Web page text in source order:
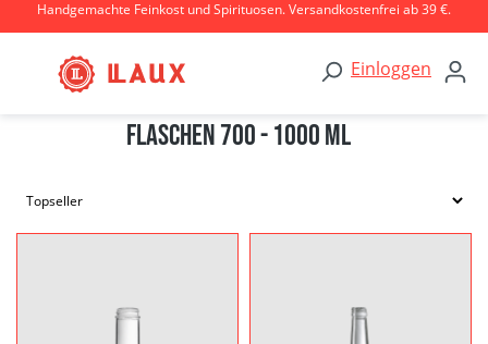
Zum Hauptinhalt springen
Handgemachte Feinkost und Spirituosen. Versandkostenfrei ab 39 €.
Einloggen
Flaschen 700 - 1000 ml